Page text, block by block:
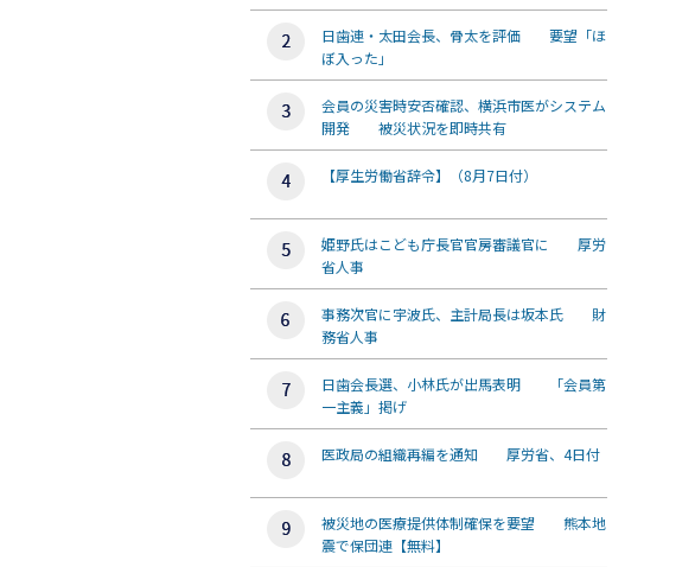
日歯連・太田会長、骨太を評価 要望「ほ
ぼ入った」
会員の災害時安否確認、横浜市医がシステム
開発 被災状況を即時共有
【厚生労働省辞令】（8月7日付）
姫野氏はこども庁長官官房審議官に 厚労
省人事
事務次官に宇波氏、主計局長は坂本氏 財
務省人事
日歯会長選、小林氏が出馬表明 「会員第
一主義」掲げ
医政局の組織再編を通知 厚労省、4日付
被災地の医療提供体制確保を要望 熊本地
震で保団連【無料】